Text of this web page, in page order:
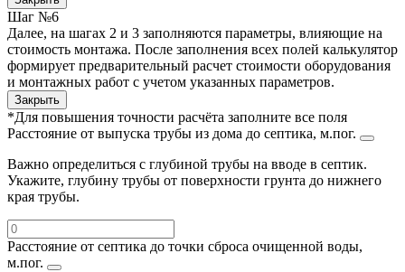
Шаг №6
Далее, на шагах 2 и 3 заполняются параметры, влияющие на
стоимость монтажа. После заполнения всех полей калькулятор
формирует предварительный расчет стоимости оборудования
и монтажных работ с учетом указанных параметров.
Закрыть
*Для повышения точности расчёта заполните все поля
Расстояние от выпуска трубы из дома до септика, м.пог.
Важно определиться с глубиной трубы на вводе в септик.
Укажите, глубину трубы от поверхности грунта до нижнего
края трубы.
Расстояние от септика до точки сброса очищенной воды,
м.пог.